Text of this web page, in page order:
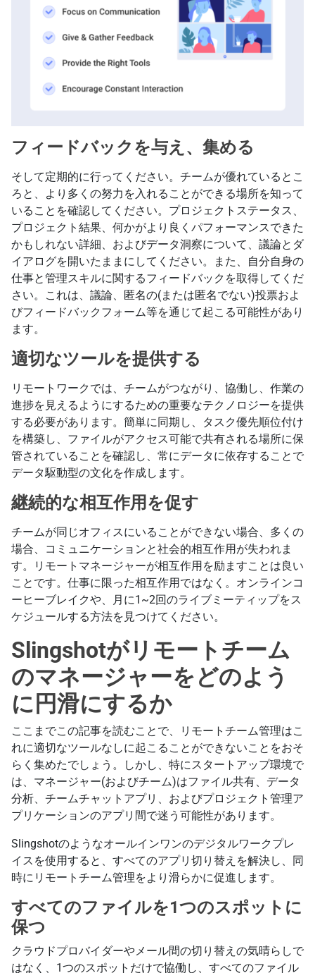
フィードバックを与え、集める
そして定期的に行ってください。チームが優れているとこ
ろと、より多くの努力を入れることができる場所を知って
いることを確認してください。プロジェクトステータス、
プロジェクト結果、何かがより良くパフォーマンスできた
かもしれない詳細、およびデータ洞察について、議論とダ
イアログを開いたままにしてください。また、自分自身の
仕事と管理スキルに関するフィードバックを取得してくだ
さい。これは、議論、匿名の(または匿名でない)投票およ
びフィードバックフォーム等を通じて起こる可能性があり
ます。
適切なツールを提供する
リモートワークでは、チームがつながり、協働し、作業の
進捗を見えるようにするための重要なテクノロジーを提供
する必要があります。簡単に同期し、タスク優先順位付け
を構築し、ファイルがアクセス可能で共有される場所に保
管されていることを確認し、常にデータに依存することで
データ駆動型の文化を作成します。
継続的な相互作用を促す
チームが同じオフィスにいることができない場合、多くの
場合、コミュニケーションと社会的相互作用が失われま
す。リモートマネージャーが相互作用を励ますことは良い
ことです。仕事に限った相互作用ではなく。オンラインコ
ーヒーブレイクや、月に1~2回のライブミーティップをス
ケジュールする方法を見つけてください。
Slingshotがリモートチーム
のマネージャーをどのよう
に円滑にするか
ここまでこの記事を読むことで、リモートチーム管理はこ
れに適切なツールなしに起こることができないことをおそ
らく集めたでしょう。しかし、特にスタートアップ環境で
は、マネージャー(およびチーム)はファイル共有、データ
分析、チームチャットアプリ、およびプロジェクト管理ア
プリケーションのアプリ間で迷う可能性があります。
Slingshotのようなオールインワンのデジタルワークプレ
イスを使用すると、すべてのアプリ切り替えを解決し、同
時にリモートチーム管理をより滑らかに促進します。
すべてのファイルを1つのスポットに
保つ
クラウドプロバイダーやメール間の切り替えの気晴らしで
はなく、1つのスポットだけで協働し、すべてのファイル